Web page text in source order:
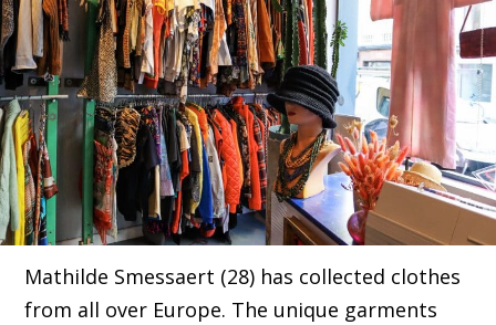
Mathilde Smessaert (28) has collected clothes
from all over Europe. The unique garments